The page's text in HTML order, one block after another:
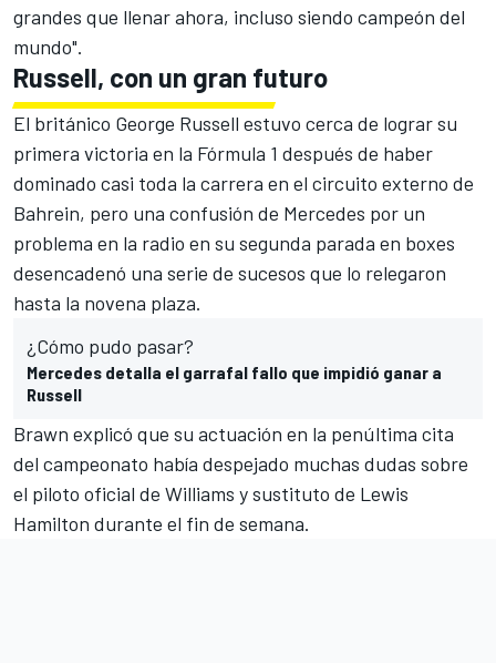
grandes que llenar ahora, incluso siendo campeón del
mundo".
Russell, con un gran futuro
El británico George Russell estuvo cerca de lograr su
primera victoria en la Fórmula 1 después de haber
dominado casi toda la carrera en el circuito externo de
Bahrein, pero una confusión de Mercedes por un
problema en la radio en su segunda parada en boxes
desencadenó una serie de sucesos que lo relegaron
hasta la novena plaza.
¿Cómo pudo pasar?
Mercedes detalla el garrafal fallo que impidió ganar a
Russell
Brawn explicó que su actuación en la penúltima cita
del campeonato había despejado muchas dudas sobre
el piloto oficial de Williams y sustituto de Lewis
Hamilton durante el fin de semana.